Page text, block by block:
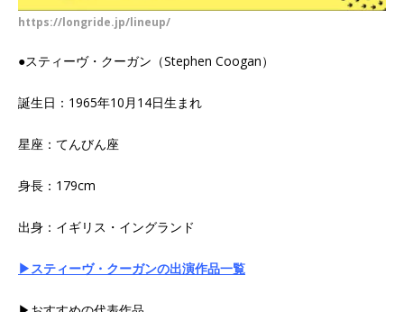
https://longride.jp/lineup/
●スティーヴ・クーガン（Stephen Coogan）
誕生日：1965年10月14日生まれ
星座：てんびん座
身長：179cm
出身：イギリス・イングランド
▶スティーヴ・クーガンの出演作品一覧